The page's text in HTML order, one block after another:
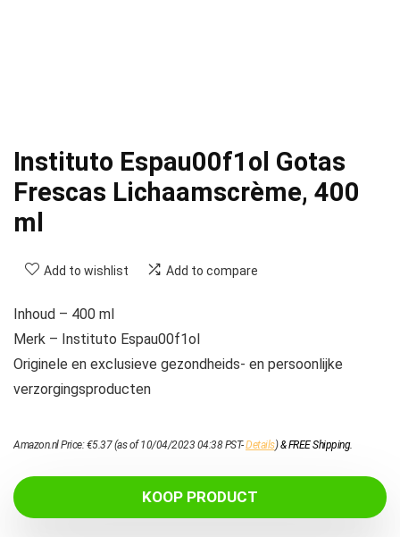
Instituto Espau00f1ol Gotas
Frescas Lichaamscrème, 400
ml
Add to wishlist Add to compare
Inhoud – 400 ml
Merk – Instituto Espau00f1ol
Originele en exclusieve gezondheids- en persoonlijke
verzorgingsproducten
Amazon.nl Price:€5.37(as of 10/04/2023 04:38 PST-Details)&FREE Shipping.
KOOP PRODUCT